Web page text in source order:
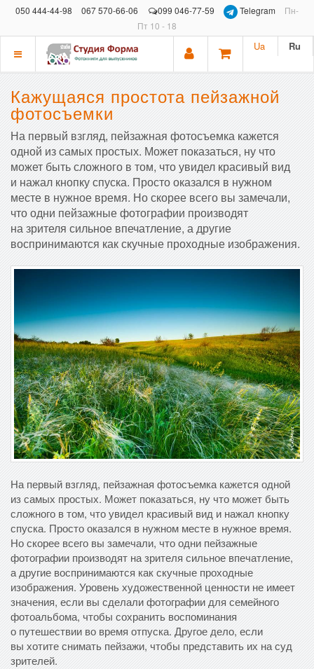
050 444-44-98 067 570-66-06 099 046-77-59 Telegram
Пн-
Пт 10 - 18
Показать
меню
Ua Ru
Кажущаяся простота пейзажной
фотосъемки
На первый взгляд, пейзажная фотосъемка кажется
одной из самых простых. Может показаться, ну что
может быть сложного в том, что увидел красивый вид
и нажал кнопку спуска. Просто оказался в нужном
месте в нужное время. Но скорее всего вы замечали,
что одни пейзажные фотографии производят
на зрителя сильное впечатление, а другие
воспринимаются как скучные проходные изображения.
На первый взгляд, пейзажная фотосъемка кажется одной
из самых простых. Может показаться, ну что может быть
сложного в том, что увидел красивый вид и нажал кнопку
спуска. Просто оказался в нужном месте в нужное время.
Но скорее всего вы замечали, что одни пейзажные
фотографии производят на зрителя сильное впечатление,
а другие воспринимаются как скучные проходные
изображения. Уровень художественной ценности не имеет
значения, если вы сделали фотографии для семейного
фотоальбома, чтобы сохранить воспоминания
о путешествии во время отпуска. Другое дело, если
вы хотите снимать пейзажи, чтобы представить их на суд
зрителей.